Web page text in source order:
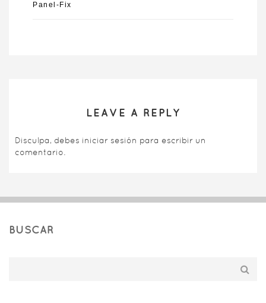
Panel-Fix
LEAVE A REPLY
Disculpa, debes iniciar sesión para escribir un
comentario.
BUSCAR